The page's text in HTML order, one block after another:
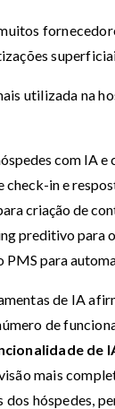
utilizada na
com IA
check-in e
criação de
preditivo para
PMS para
de IA
de
de
mais
dos hóspedes,